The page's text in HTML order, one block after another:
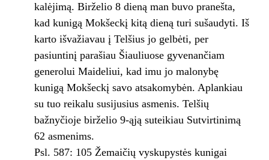
kalėjimą. Birželio 8 dieną man buvo pranešta,
kad kunigą Mokšeckį kitą dieną turi sušaudyti. Iš
karto išvažiavau į Telšius jo gelbėti, per
pasiuntinį parašiau Šiauliuose gyvenančiam
generolui Maideliui, kad imu jo malonybę
kunigą Mokšeckį savo atsakomybėn. Aplankiau
su tuo reikalu susijusius asmenis. Telšių
bažnyčioje birželio 9-ąją suteikiau Sutvirtinimą
62 asmenims.
Psl. 587: 105 Žemaičių vyskupystės kunigai